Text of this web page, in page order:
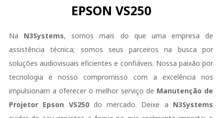
EPSON VS250
Na N3Systems, somos mais do que uma empresa de
assistência técnica; somos seus parceiros na busca por
soluções audiovisuais eficientes e confiáveis. Nossa paixão por
tecnologia e nosso compromisso com a excelência nos
impulsionam a oferecer o melhor serviço de Manutenção de
Projetor Epson VS250do mercado. Deixe a N3Systems